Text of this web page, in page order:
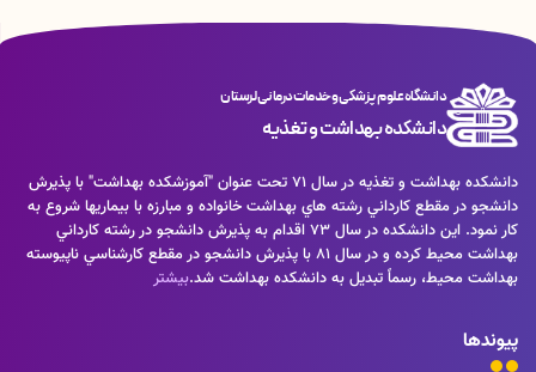
دانشگاه علوم پزشکی و خدمات درمانی لرستان
دانشکده بهداشت و تغذیه
دانشكده بهداشت و تغذيه در سال 71 تحت عنوان "آموزشكده بهداشت" با پذيرش
دانشجو در مقطع كارداني رشته هاي بهداشت خانواده و مبارزه با بيماريها شروع به
كار نمود. اين دانشكده در سال 73 اقدام به پذيرش دانشجو در رشته كارداني
بهداشت محيط كرده و در سال 81 با پذيرش دانشجو در مقطع كارشناسي ناپيوسته
بهداشت محيط، رسماً تبديل به دانشكده بهداشت شد.بیشتر
پیوندها